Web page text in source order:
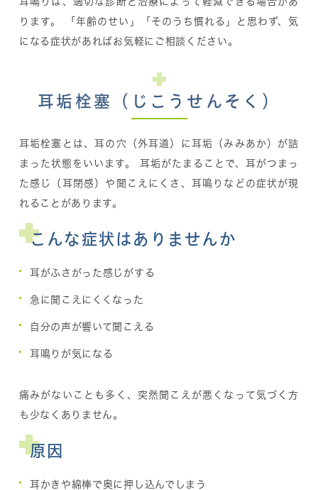
ります。 「年齢のせい」「そのうち慣れる」と思わず、気
になる症状があればお気軽にご相談ください。
耳垢栓塞（じこうせんそく）
耳垢栓塞とは、耳の穴（外耳道）に耳垢（みみあか）が詰
まった状態をいいます。 耳垢がたまることで、耳がつまっ
た感じ（耳閉感）や聞こえにくさ、耳鳴りなどの症状が現
れることがあります。
こんな症状はありませんか
耳がふさがった感じがする
急に聞こえにくくなった
自分の声が響いて聞こえる
耳鳴りが気になる
痛みがないことも多く、突然聞こえが悪くなって気づく方
も少なくありません。
原因
耳かきや綿棒で奥に押し込んでしまう